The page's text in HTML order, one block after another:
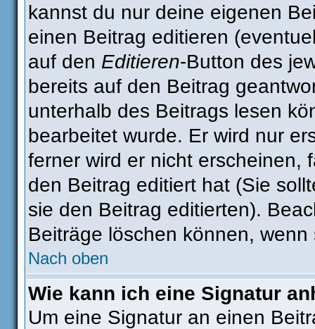
kannst du nur deine eigenen
einen Beitrag editieren
auf den Editieren-Button des
bereits auf den Beitrag
unterhalb des Beitrags lesen
bearbeitet wurde. Er wird nur
ferner wird er nicht erscheinen,
den Beitrag editiert hat (Sie
sie den Beitrag editierten).
Beiträge löschen können,
Nach oben
Wie kann ich eine Signatur
Um eine Signatur an einen